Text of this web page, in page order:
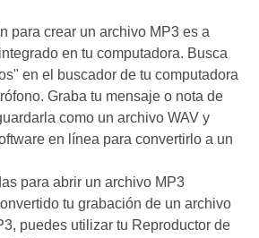
para crear un archivo MP3 es a
en tu computadora. Busca
en el buscador de tu computadora
Graba tu mensaje o nota de
como un archivo WAV y
en línea para convertirlo a un
para abrir un archivo MP3
tu grabación de un archivo
puedes utilizar tu Reproductor de